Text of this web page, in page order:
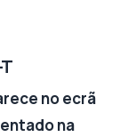
no ecrã
na